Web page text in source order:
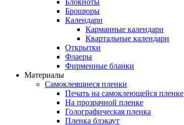
Блокноты
Брошюры
Календари
Карманные календари
Квартальные календари
Открытки
Флаеры
Фирменные бланки
Материалы
Самоклеящиеся пленки
Печать на самоклеющейся пленке
На прозрачной пленке
Голографическая пленка
Пленка блэкаут